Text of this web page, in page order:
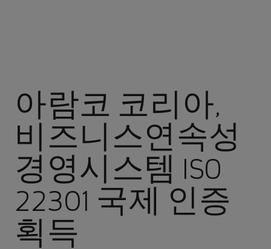
아람코 코리아,
비즈니스연속성
경영시스템 ISO
22301 국제 인증
획득